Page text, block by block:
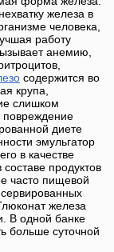
железа в
человека,
работу
анемию,
содержится во
крупа,
слишком
повреждение
диете
эмульгатор
в качестве
продуктов
часто пищевой
железа
В одной банке
больше суточной